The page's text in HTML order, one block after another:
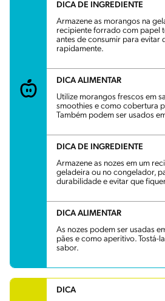
DICA DE INGREDIENTE
Armazene as morangos na
recipiente forrado com papel
antes de consumir para evitar
rapidamente.
DICA ALIMENTAR
Utilize morangos frescos em
smoothies e como cobertura
Também podem ser usados
DICA DE INGREDIENTE
Armazene as nozes em um
geladeira ou no congelador,
durabilidade e evitar que
DICA ALIMENTAR
As nozes podem ser usadas
pães e como aperitivo. Tostá-
sabor.
DICA